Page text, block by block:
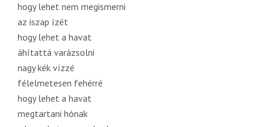
hogy lehet nem megismerni
az iszap ízét
hogy lehet a havat
áhítattá varázsolni
nagy kék vízzé
félelmetesen fehérré
hogy lehet a havat
megtartani hónak